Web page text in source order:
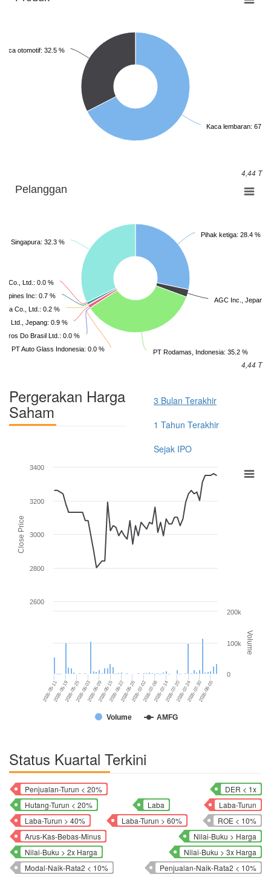
Kaca lembaran: 67.5
Kaca otomotif: 32.5 %
4,44 T
Pelanggan
Pihak ketiga: 28.4 %
AGC Inc., Jepang:
PT Rodamas, Indonesia: 35.2 %
PT Auto Glass Indonesia: 0.0 %
Do Brasil Ltd.: 0.0 %
Ltd., Jepang: 0.9 %
Co., Ltd.: 0.2 %
Inc: 0.7 %
Co., Ltd.: 0.0 %
Singapura: 32.3 %
4,44 T
Pergerakan Harga
Saham
3 Bulan Terakhir
1 Tahun Terakhir
Sejak IPO
Close Price
Volume
Volume AMFG
2026-05-11 2026-06-03 2026-06-22 2026-07-08 2026-07-24
2026-05-192026-05-25 2026-06-092026-06-15 2026-06-262026-07-02 2026-07-142026-07-20 2026-07-302026-08-05
2600
2800
3000
3200
3400
0
100k
200k
Status Kuartal Terkini
Penjualan-Turun < 20%
DER < 1x
Hutang-Turun < 20%
Laba
Laba-Turun
Laba-Turun > 40%
Laba-Turun > 60%
ROE < 10%
Arus-Kas-Bebas-Minus
Nilai-Buku > Harga
Nilai-Buku > 2x Harga
Nilai-Buku > 3x Harga
Modal-Naik-Rata2 < 10%
Penjualan-Naik-Rata2 < 10%